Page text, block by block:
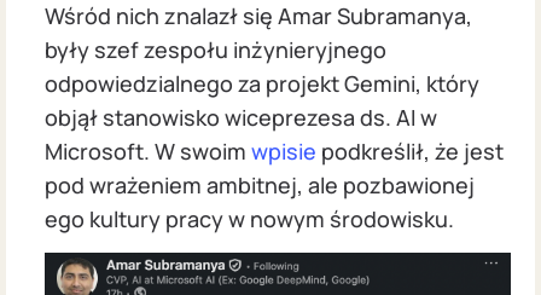
Wśród nich znalazł się Amar Subramanya,
były szef zespołu inżynieryjnego
odpowiedzialnego za projekt Gemini, który
objął stanowisko wiceprezesa ds. AI w
Microsoft. W swoim wpisie podkreślił, że jest
pod wrażeniem ambitnej, ale pozbawionej
ego kultury pracy w nowym środowisku.